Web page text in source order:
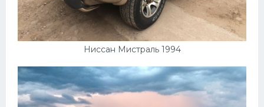
Ниссан Мистраль 1994